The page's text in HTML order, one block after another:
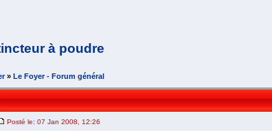
à poudre
» Le Foyer - Forum général
Posté le: 07 Jan 2008, 12:26